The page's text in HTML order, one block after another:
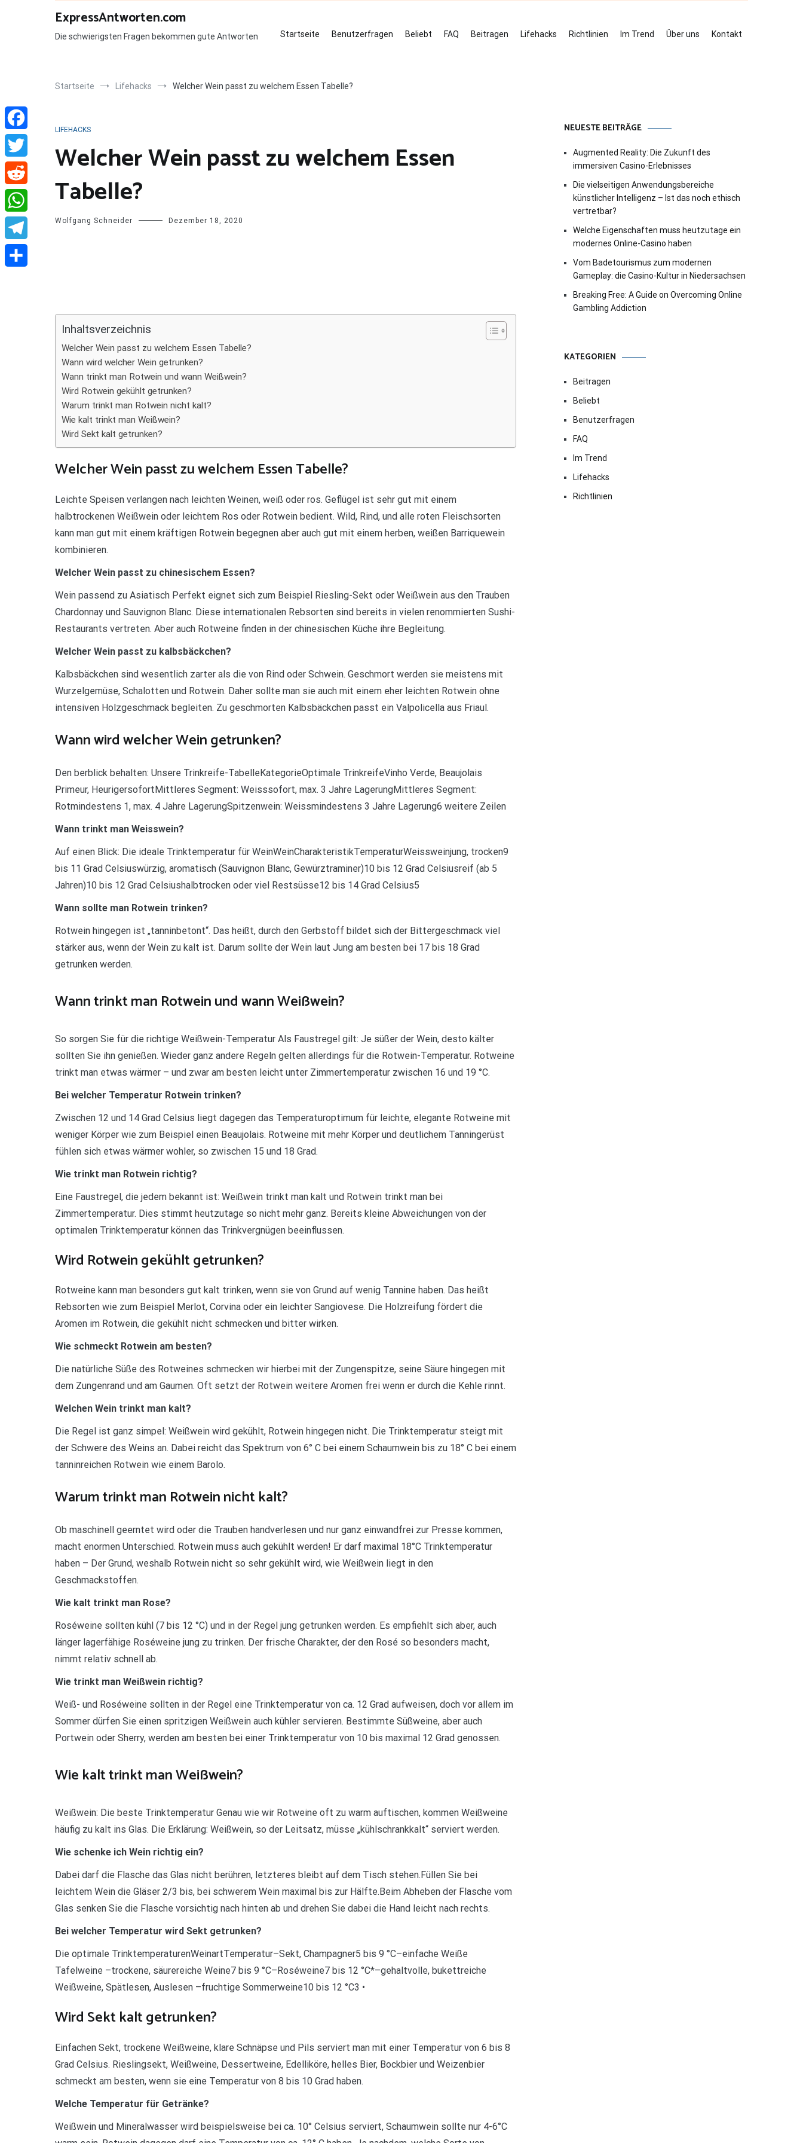
ExpressAntworten.com
Die schwierigsten Fragen bekommen gute Antworten Startseite Benutzerfragen Beliebt FAQ Beitragen Lifehacks Richtlinien Im Trend Über uns Kontakt
Startseite Lifehacks Welcher Wein passt zu welchem Essen Tabelle?
LIFEHACKS
Welcher Wein passt zu welchem Essen
Tabelle?
Wolfgang Schneider Dezember 18, 2020
Inhaltsverzeichnis
Welcher Wein passt zu welchem Essen Tabelle?
Wann wird welcher Wein getrunken?
Wann trinkt man Rotwein und wann Weißwein?
Wird Rotwein gekühlt getrunken?
Warum trinkt man Rotwein nicht kalt?
Wie kalt trinkt man Weißwein?
Wird Sekt kalt getrunken?
Welcher Wein passt zu welchem Essen Tabelle?
Leichte Speisen verlangen nach leichten Weinen, weiß oder ros. Geflügel ist sehr gut mit einem
halbtrockenen Weißwein oder leichtem Ros oder Rotwein bedient. Wild, Rind, und alle roten Fleischsorten
kann man gut mit einem kräftigen Rotwein begegnen aber auch gut mit einem herben, weißen Barriquewein
kombinieren.
Welcher Wein passt zu chinesischem Essen?
Wein passend zu Asiatisch Perfekt eignet sich zum Beispiel Riesling-Sekt oder Weißwein aus den Trauben
Chardonnay und Sauvignon Blanc. Diese internationalen Rebsorten sind bereits in vielen renommierten Sushi-
Restaurants vertreten. Aber auch Rotweine finden in der chinesischen Küche ihre Begleitung.
Welcher Wein passt zu kalbsbäckchen?
Kalbsbäckchen sind wesentlich zarter als die von Rind oder Schwein. Geschmort werden sie meistens mit
Wurzelgemüse, Schalotten und Rotwein. Daher sollte man sie auch mit einem eher leichten Rotwein ohne
intensiven Holzgeschmack begleiten. Zu geschmorten Kalbsbäckchen passt ein Valpolicella aus Friaul.
Wann wird welcher Wein getrunken?
Den berblick behalten: Unsere Trinkreife-TabelleKategorieOptimale TrinkreifeVinho Verde, Beaujolais
Primeur, HeurigersofortMittleres Segment: Weisssofort, max. 3 Jahre LagerungMittleres Segment:
Rotmindestens 1, max. 4 Jahre LagerungSpitzenwein: Weissmindestens 3 Jahre Lagerung6 weitere Zeilen
Wann trinkt man Weisswein?
Auf einen Blick: Die ideale Trinktemperatur für WeinWeinCharakteristikTemperaturWeissweinjung, trocken9
bis 11 Grad Celsiuswürzig, aromatisch (Sauvignon Blanc, Gewürztraminer)10 bis 12 Grad Celsiusreif (ab 5
Jahren)10 bis 12 Grad Celsiushalbtrocken oder viel Restsüsse12 bis 14 Grad Celsius5
Wann sollte man Rotwein trinken?
Rotwein hingegen ist „tanninbetont“. Das heißt, durch den Gerbstoff bildet sich der Bittergeschmack viel
stärker aus, wenn der Wein zu kalt ist. Darum sollte der Wein laut Jung am besten bei 17 bis 18 Grad
getrunken werden.
Wann trinkt man Rotwein und wann Weißwein?
So sorgen Sie für die richtige Weißwein-Temperatur Als Faustregel gilt: Je süßer der Wein, desto kälter
sollten Sie ihn genießen. Wieder ganz andere Regeln gelten allerdings für die Rotwein-Temperatur. Rotweine
trinkt man etwas wärmer – und zwar am besten leicht unter Zimmertemperatur zwischen 16 und 19 °C.
Bei welcher Temperatur Rotwein trinken?
Zwischen 12 und 14 Grad Celsius liegt dagegen das Temperaturoptimum für leichte, elegante Rotweine mit
weniger Körper wie zum Beispiel einen Beaujolais. Rotweine mit mehr Körper und deutlichem Tanningerüst
fühlen sich etwas wärmer wohler, so zwischen 15 und 18 Grad.
Wie trinkt man Rotwein richtig?
Eine Faustregel, die jedem bekannt ist: Weißwein trinkt man kalt und Rotwein trinkt man bei
Zimmertemperatur. Dies stimmt heutzutage so nicht mehr ganz. Bereits kleine Abweichungen von der
optimalen Trinktemperatur können das Trinkvergnügen beeinflussen.
Wird Rotwein gekühlt getrunken?
Rotweine kann man besonders gut kalt trinken, wenn sie von Grund auf wenig Tannine haben. Das heißt
Rebsorten wie zum Beispiel Merlot, Corvina oder ein leichter Sangiovese. Die Holzreifung fördert die
Aromen im Rotwein, die gekühlt nicht schmecken und bitter wirken.
Wie schmeckt Rotwein am besten?
Die natürliche Süße des Rotweines schmecken wir hierbei mit der Zungenspitze, seine Säure hingegen mit
dem Zungenrand und am Gaumen. Oft setzt der Rotwein weitere Aromen frei wenn er durch die Kehle rinnt.
Welchen Wein trinkt man kalt?
Die Regel ist ganz simpel: Weißwein wird gekühlt, Rotwein hingegen nicht. Die Trinktemperatur steigt mit
der Schwere des Weins an. Dabei reicht das Spektrum von 6° C bei einem Schaumwein bis zu 18° C bei einem
tanninreichen Rotwein wie einem Barolo.
Warum trinkt man Rotwein nicht kalt?
Ob maschinell geerntet wird oder die Trauben handverlesen und nur ganz einwandfrei zur Presse kommen,
macht enormen Unterschied. Rotwein muss auch gekühlt werden! Er darf maximal 18°C Trinktemperatur
haben – Der Grund, weshalb Rotwein nicht so sehr gekühlt wird, wie Weißwein liegt in den
Geschmackstoffen.
Wie kalt trinkt man Rose?
Roséweine sollten kühl (7 bis 12 °C) und in der Regel jung getrunken werden. Es empfiehlt sich aber, auch
länger lagerfähige Roséweine jung zu trinken. Der frische Charakter, der den Rosé so besonders macht,
nimmt relativ schnell ab.
Wie trinkt man Weißwein richtig?
Weiß- und Roséweine sollten in der Regel eine Trinktemperatur von ca. 12 Grad aufweisen, doch vor allem im
Sommer dürfen Sie einen spritzigen Weißwein auch kühler servieren. Bestimmte Süßweine, aber auch
Portwein oder Sherry, werden am besten bei einer Trinktemperatur von 10 bis maximal 12 Grad genossen.
Wie kalt trinkt man Weißwein?
Weißwein: Die beste Trinktemperatur Genau wie wir Rotweine oft zu warm auftischen, kommen Weißweine
häufig zu kalt ins Glas. Die Erklärung: Weißwein, so der Leitsatz, müsse „kühlschrankkalt“ serviert werden.
Wie schenke ich Wein richtig ein?
Dabei darf die Flasche das Glas nicht berühren, letzteres bleibt auf dem Tisch stehen.Füllen Sie bei
leichtem Wein die Gläser 2/3 bis, bei schwerem Wein maximal bis zur Hälfte.Beim Abheben der Flasche vom
Glas senken Sie die Flasche vorsichtig nach hinten ab und drehen Sie dabei die Hand leicht nach rechts.
Bei welcher Temperatur wird Sekt getrunken?
Die optimale TrinktemperaturenWeinartTemperatur–Sekt, Champagner5 bis 9 °C–einfache Weiße
Tafelweine –trockene, säurereiche Weine7 bis 9 °C–Roséweine7 bis 12 °C*–gehaltvolle, bukettreiche
Weißweine, Spätlesen, Auslesen –fruchtige Sommerweine10 bis 12 °C3 •
Wird Sekt kalt getrunken?
Einfachen Sekt, trockene Weißweine, klare Schnäpse und Pils serviert man mit einer Temperatur von 6 bis 8
Grad Celsius. Rieslingsekt, Weißweine, Dessertweine, Edelliköre, helles Bier, Bockbier und Weizenbier
schmeckt am besten, wenn sie eine Temperatur von 8 bis 10 Grad haben.
Welche Temperatur für Getränke?
Weißwein und Mineralwasser wird beispielsweise bei ca. 10° Celsius serviert, Schaumwein sollte nur 4-6°C
NEUESTE BEITRÄGE
Augmented Reality: Die Zukunft des
immersiven Casino-Erlebnisses
Die vielseitigen Anwendungsbereiche
künstlicher Intelligenz – Ist das noch ethisch
vertretbar?
Welche Eigenschaften muss heutzutage ein
modernes Online-Casino haben
Vom Badetourismus zum modernen
Gameplay: die Casino-Kultur in Niedersachsen
Breaking Free: A Guide on Overcoming Online
Gambling Addiction
KATEGORIEN
Beitragen
Beliebt
Benutzerfragen
FAQ
Im Trend
Lifehacks
Richtlinien
Facebook
Twitter
Reddit
WhatsApp
Telegram